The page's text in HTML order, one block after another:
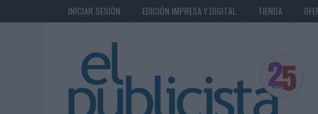
INICIAR SESIÓN EDICIÓN IMPRESA Y DIGITAL TIENDA